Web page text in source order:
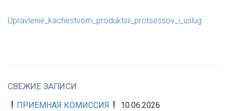
Upravlenie_kachestvom_produktsii_protsessov_i_uslug
СВЕЖИЕ ЗАПИСИ
ПРИЕМНАЯ КОМИССИЯ
10.06.2026